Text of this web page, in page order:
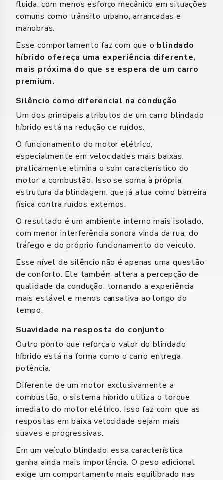
fluida, com menos esforço mecânico em situações
comuns como trânsito urbano, arrancadas e
manobras.
Esse comportamento faz com que o blindado
híbrido ofereça uma experiência diferente,
mais próxima do que se espera de um carro
premium.
Silêncio como diferencial na condução
Um dos principais atributos de um carro blindado
híbrido está na redução de ruídos.
O funcionamento do motor elétrico,
especialmente em velocidades mais baixas,
praticamente elimina o som característico do
motor a combustão. Isso se soma à própria
estrutura da blindagem, que já atua como barreira
física contra ruídos externos.
O resultado é um ambiente interno mais isolado,
com menor interferência sonora vinda da rua, do
tráfego e do próprio funcionamento do veículo.
Esse nível de silêncio não é apenas uma questão
de conforto. Ele também altera a percepção de
qualidade da condução, tornando a experiência
mais estável e menos cansativa ao longo do
tempo.
Suavidade na resposta do conjunto
Outro ponto que reforça o valor do blindado
híbrido está na forma como o carro entrega
potência.
Diferente de um motor exclusivamente a
combustão, o sistema híbrido utiliza o torque
imediato do motor elétrico. Isso faz com que as
respostas em baixa velocidade sejam mais
suaves e progressivas.
Em um veículo blindado, essa característica
ganha ainda mais importância. O peso adicional
exige um comportamento mais equilibrado nas